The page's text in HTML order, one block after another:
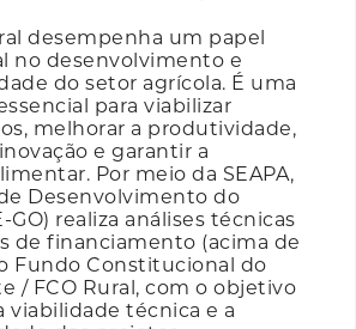
desempenha um papel
no desenvolvimento e
do setor agrícola. É uma
para viabilizar
melhorar a produtividade,
e garantir a
Por meio da SEAPA,
Desenvolvimento do
GO) realiza análises técnicas
de financiamento (acima de
Fundo Constitucional do
/ FCO Rural, com o objetivo
viabilidade técnica e a